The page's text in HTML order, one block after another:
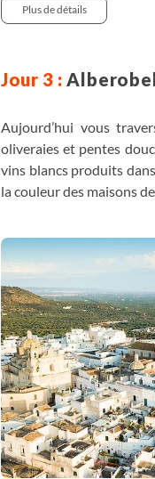
Plus de détails
Aujourd’hui vous
oliveraies et pentes
vins blancs produits
la couleur des maisons
proposer un parcours de